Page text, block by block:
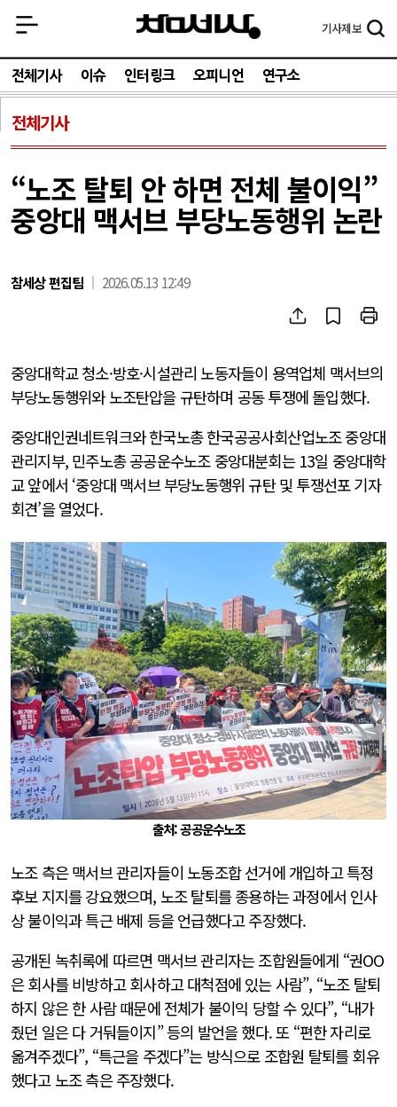
기사제보
전체기사 이슈 인터링크 오피니언 연구소
전체기사
“노조 탈퇴 안 하면 전체 불이익”
중앙대 맥서브 부당노동행위 논란
참세상 편집팀 2026.05.13 12:49
중앙대학교 청소·방호·시설관리 노동자들이 용역업체 맥서브의
부당노동행위와 노조탄압을 규탄하며 공동 투쟁에 돌입했다.
중앙대인권네트워크와 한국노총 한국공공사회산업노조 중앙대
관리지부, 민주노총 공공운수노조 중앙대분회는 13일 중앙대학
교 앞에서 ‘중앙대 맥서브 부당노동행위 규탄 및 투쟁선포 기자
회견’을 열었다.
출처: 공공운수노조
노조 측은 맥서브 관리자들이 노동조합 선거에 개입하고 특정
후보 지지를 강요했으며, 노조 탈퇴를 종용하는 과정에서 인사
상 불이익과 특근 배제 등을 언급했다고 주장했다.
공개된 녹취록에 따르면 맥서브 관리자는 조합원들에게 “권OO
은 회사를 비방하고 회사하고 대척점에 있는 사람”, “노조 탈퇴
하지 않은 한 사람 때문에 전체가 불이익 당할 수 있다”, “내가
줬던 일은 다 거둬들이지” 등의 발언을 했다. 또 “편한 자리로
옮겨주겠다”, “특근을 주겠다”는 방식으로 조합원 탈퇴를 회유
했다고 노조 측은 주장했다.